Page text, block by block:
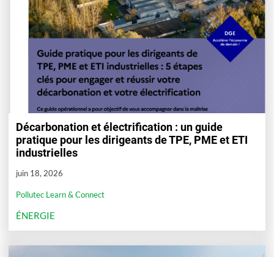
Décarbonation et électrification : un guide
pratique pour les dirigeants de TPE, PME et ETI
industrielles
juin 18, 2026
Pollutec Learn & Connect
ÉNERGIE